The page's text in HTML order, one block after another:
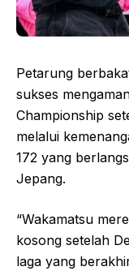
Petarung
sukses
Championship
melalui
172 yang
Jepang.
“Wakamatsu
kosong setelah
laga yang